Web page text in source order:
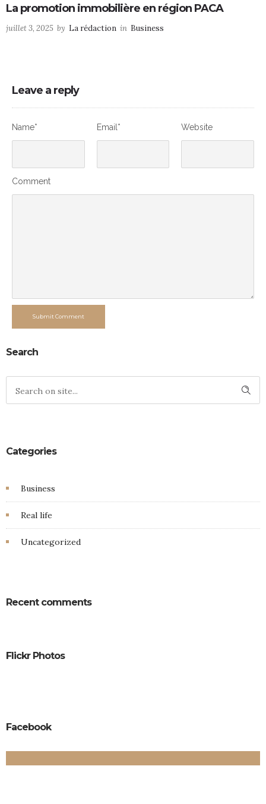
La promotion immobilière en région PACA
juillet 3, 2025 by La rédaction in Business
Leave a reply
Name* Email* Website
Comment
Submit Comment
Search
Categories
Business
Real life
Uncategorized
Recent comments
Flickr Photos
Facebook